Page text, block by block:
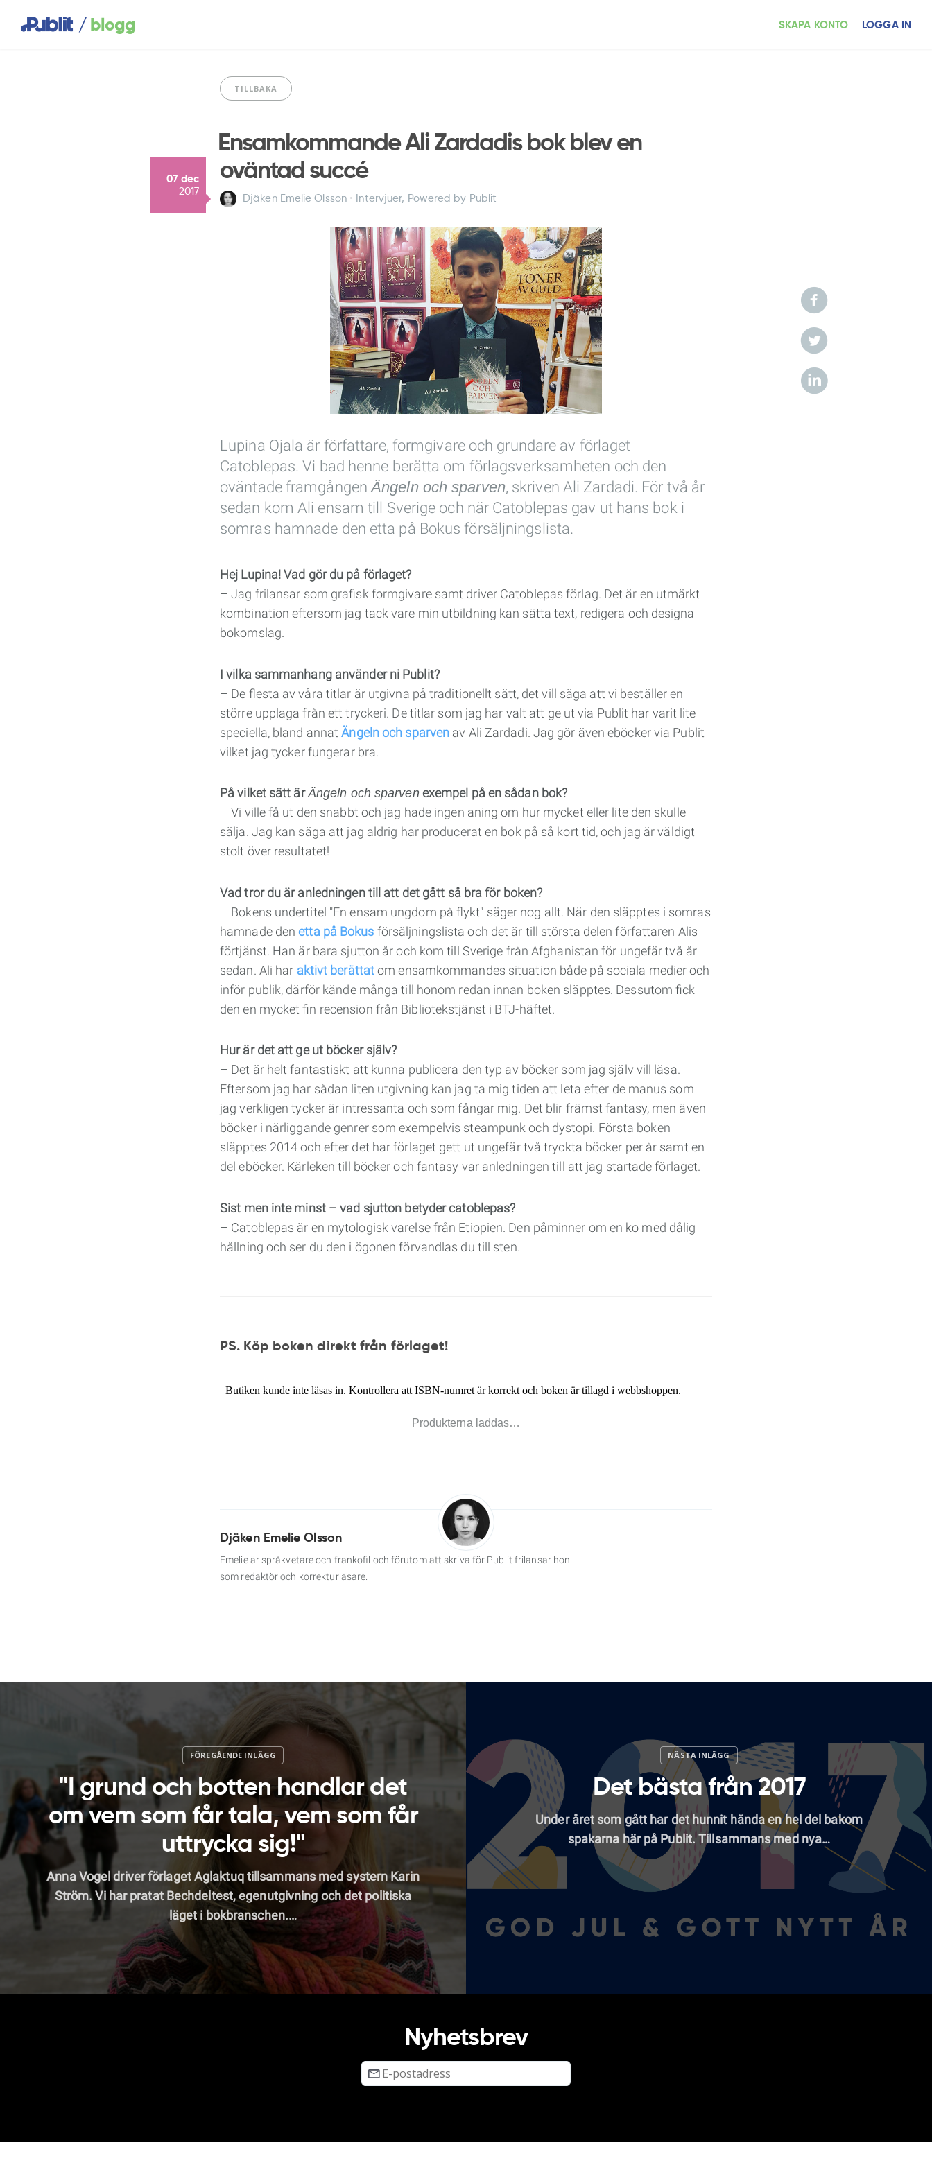
/blogg SKAPA KONTO LOGGA IN
TILLBAKA
Ensamkommande Ali Zardadis bok blev en
oväntad succé
Djäken Emelie Olsson
07 dec
2017
• Intervjuer, Powered by Publit
Lupina Ojala är författare, formgivare och grundare av förlaget
Catoblepas. Vi bad henne berätta om förlagsverksamheten och den
oväntade framgångenÄngeln och sparven, skriven Ali Zardadi. För två år
sedan kom Ali ensam till Sverige och när Catoblepas gav ut hans bok i
somras hamnade den etta på Bokus försäljningslista.
Hej Lupina! Vad gör du på förlaget?
– Jag frilansar som grafisk formgivare samt driver Catoblepas förlag. Det är en utmärkt
kombination eftersom jag tack vare min utbildning kan sätta text, redigera och designa
bokomslag.
I vilka sammanhang använder ni Publit?
– De flesta av våra titlar är utgivna på traditionellt sätt, det vill säga att vi beställer en
större upplaga från ett tryckeri. De titlar som jag har valt att ge ut via Publit har varit lite
speciella, bland annatÄngeln och sparven av Ali Zardadi. Jag gör även eböcker via Publit
vilket jag tycker fungerar bra.
På vilket sätt ärÄngeln och sparvenexempel på en sådan bok?
– Vi ville få ut den snabbt och jag hade ingen aning om hur mycket eller lite den skulle
sälja. Jag kan säga att jag aldrig har producerat en bok på så kort tid, och jag är väldigt
stolt över resultatet!
Vad tror du är anledningen till att det gått så bra för boken?
– Bokens undertitel "En ensam ungdom på flykt" säger nog allt. När den släpptes i somras
hamnade denetta på Bokus försäljningslista och det är till största delen författaren Alis
förtjänst. Han är bara sjutton år och kom till Sverige från Afghanistan för ungefär två år
sedan. Ali har aktivt berättatom ensamkommandes situation både på sociala medier och
inför publik, därför kände många till honom redan innan boken släpptes. Dessutom fick
den en mycket fin recension från Bibliotekstjänst i BTJ-häftet.
Hur är det att ge ut böcker själv?
– Det är helt fantastiskt att kunna publicera den typ av böcker som jag själv vill läsa.
Eftersom jag har sådan liten utgivning kan jag ta mig tiden att leta efter de manus som
jag verkligen tycker är intressanta och som fångar mig. Det blir främst fantasy, men även
böcker i närliggande genrer som exempelvis steampunk och dystopi. Första boken
släpptes 2014 och efter det har förlaget gett ut ungefär två tryckta böcker per år samt en
del eböcker. Kärleken till böcker och fantasy var anledningen till att jag startade förlaget.
Sist men inte minst – vad sjutton betyder catoblepas?
– Catoblepas är en mytologisk varelse från Etiopien. Den påminner om en ko med dålig
hållning och ser du den i ögonen förvandlas du till sten.
PS. Köp boken direkt från förlaget!
Produkterna laddas…
Djäken Emelie Olsson
Emelie är språkvetare och frankofil och förutom att skriva för Publit frilansar hon
som redaktör och korrekturläsare.
"I grund och botten handlar det
om vem som får tala, vem som får
uttrycka sig!"
Anna Vogel driver förlaget Aglaktuq tillsammans med systern Karin
Ström. Vi har pratat Bechdeltest, egenutgivning och det politiska
läget i bokbranschen.…
Det bästa från 2017
Under året som gått har det hunnit hända en hel del bakom
spakarna här på Publit. Tillsammans med nya…
Nyhetsbrev